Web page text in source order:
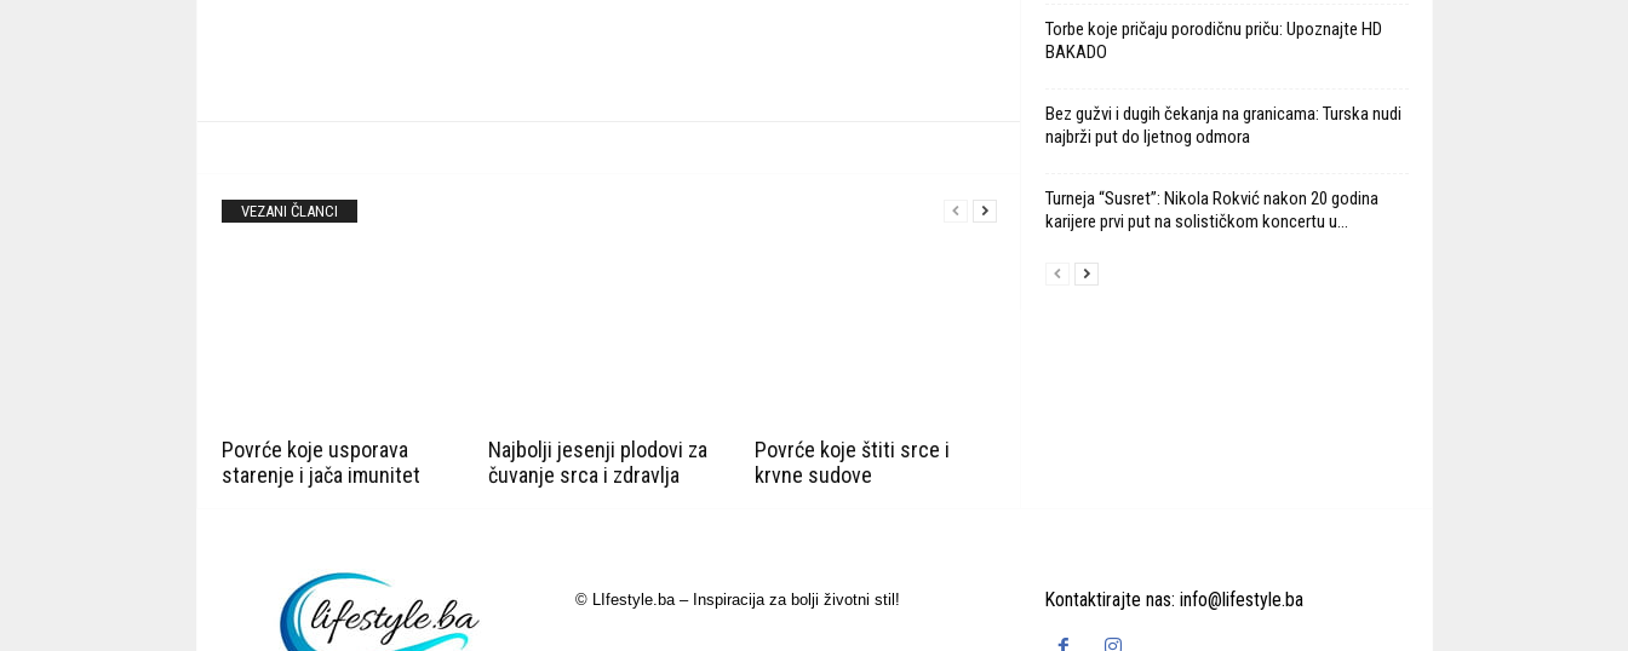
VEZANI ČLANCI
Povrće koje usporava
starenje i jača imunitet
Najbolji jesenji plodovi za
čuvanje srca i zdravlja
Povrće koje štiti srce i
krvne sudove
Torbe koje pričaju porodičnu priču: Upoznajte HD
BAKADO
Bez gužvi i dugih čekanja na granicama: Turska nudi
najbrži put do ljetnog odmora
Turneja “Susret”: Nikola Rokvić nakon 20 godina
karijere prvi put na solističkom koncertu u...
© LIfestyle.ba – Inspiracija za bolji životni stil! Kontaktirajte nas: info@lifestyle.ba